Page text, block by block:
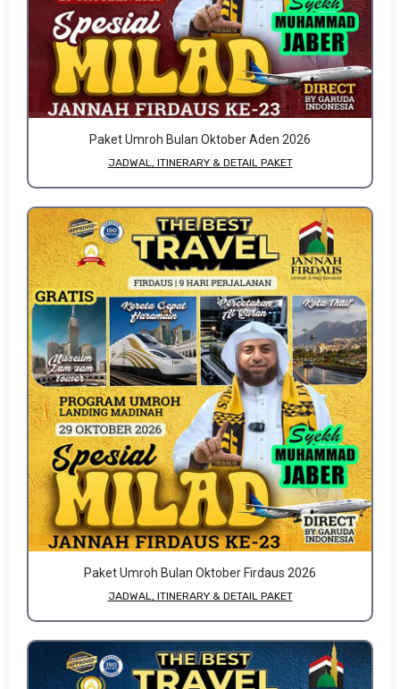
Paket Umroh Bulan Oktober Aden 2026
JADWAL, ITINERARY & DETAIL PAKET
Paket Umroh Bulan Oktober Firdaus 2026
JADWAL, ITINERARY & DETAIL PAKET